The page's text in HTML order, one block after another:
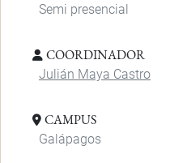
Semi presencial
COORDINADOR
Julián Maya Castro
CAMPUS
Galápagos